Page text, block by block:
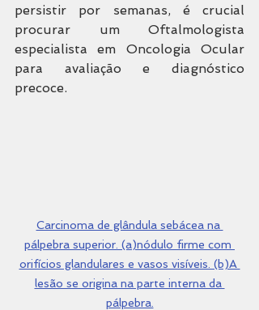
persistir por semanas, é crucial
procurar um Oftalmologista
especialista em Oncologia Ocular
para avaliação e diagnóstico
precoce.
Carcinoma de glândula sebácea na
pálpebra superior. (a)nódulo firme com
orifícios glandulares e vasos visíveis. (b)A
lesão se origina na parte interna da
pálpebra.